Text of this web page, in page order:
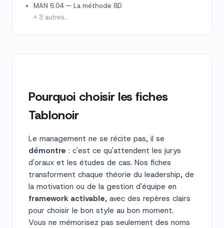
MAN 6.04 — La méthode 8D
+ 3 autres…
Pourquoi choisir les fiches
Tablonoir
Le management ne se récite pas, il se
démontre : c'est ce qu'attendent les jurys
d'oraux et les études de cas. Nos fiches
transforment chaque théorie du leadership, de
la motivation ou de la gestion d'équipe en
framework activable, avec des repères clairs
pour choisir le bon style au bon moment.
Vous ne mémorisez pas seulement des noms